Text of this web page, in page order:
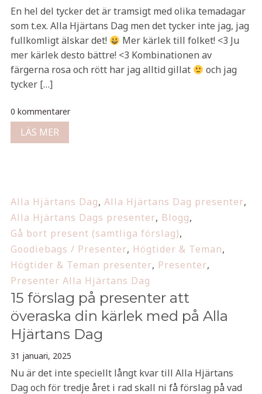
En hel del tycker det är tramsigt med olika temadagar
som t.ex. Alla Hjärtans Dag men det tycker inte jag, jag
fullkomligt älskar det!
Mer kärlek till folket! <3 Ju
mer kärlek desto bättre! <3 Kombinationen av
färgerna rosa och rött har jag alltid gillat
och jag
tycker […]
0 kommentarer
LÄS MER
Alla Hjärtans Dag, Alla Hjärtans Dag presenter,
Alla Hjärtans Dags presenter, Blogg,
Gå bort present (samtliga förslag),
Goodiebags / Presenter, Högtider & Teman,
Högtider & Teman presenter, Presenter,
Presenter Alla Hjärtans Dag
15 förslag på presenter att
överaska din kärlek med på Alla
Hjärtans Dag
31 januari, 2025
Nu är det inte speciellt långt kvar till Alla Hjärtans
Dag och för tredje året i rad skall ni få förslag på vad